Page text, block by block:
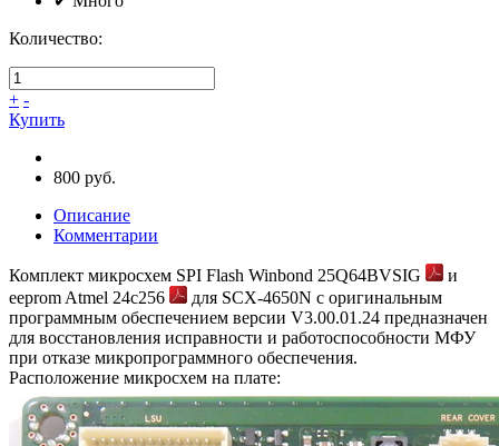
Количество:
+ -
Купить
800 руб.
Описание
Комментарии
Комплект микросхем SPI Flash Winbond 25Q64BVSIG
и
eeprom Atmel 24c256
для SCX-4650N с оригинальным
программным обеспечением версии V3.00.01.24 предназначен
для восстановления исправности и работоспособности МФУ
при отказе микропрограммного обеспечения.
Расположение микросхем на плате: